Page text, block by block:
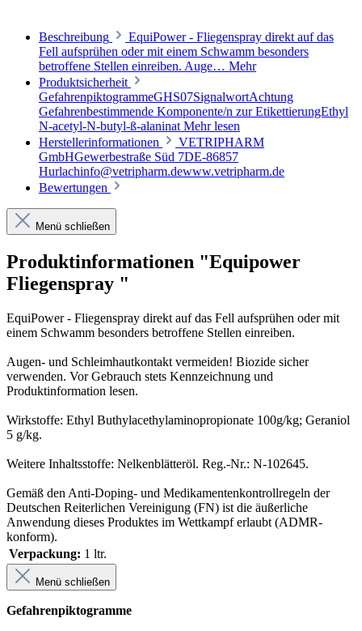
Beschreibung
EquiPower - Fliegenspray direkt auf das
Fell aufsprühen oder mit einem Schwamm besonders
betroffene Stellen einreiben. Auge… Mehr
Produktsicherheit
GefahrenpiktogrammeGHS07SignalwortAchtung
Gefahrenbestimmende Komponente/n zur EtikettierungEthyl
N-acetyl-N-butyl-ß-alaninat Mehr lesen
Herstellerinformationen
VETRIPHARM
GmbHGewerbestraße Süd 7DE-86857
Hurlachinfo@vetripharm.dewww.vetripharm.de
Bewertungen
Menü schließen
Produktinformationen "Equipower
Fliegenspray "
EquiPower - Fliegenspray direkt auf das Fell aufsprühen oder mit
einem Schwamm besonders betroffene Stellen einreiben.
Augen- und Schleimhautkontakt vermeiden! Biozide sicher
verwenden. Vor Gebrauch stets Kennzeichnung und
Produktinformation lesen.
Wirkstoffe: Ethyl Buthylacethylaminopropionate 100g/kg; Geraniol
5 g/kg.
Weitere Inhaltsstoffe: Nelkenblätteröl. Reg.-Nr.: N-102645.
Gemäß den Anti-Doping- und Medikamentenkontrollregeln der
Deutschen Reiterlichen Vereinigung (FN) ist die äußerliche
Anwendung dieses Produktes im Wettkampf erlaubt (ADMR-
konform).
Verpackung: 1 ltr.
Menü schließen
Gefahrenpiktogramme